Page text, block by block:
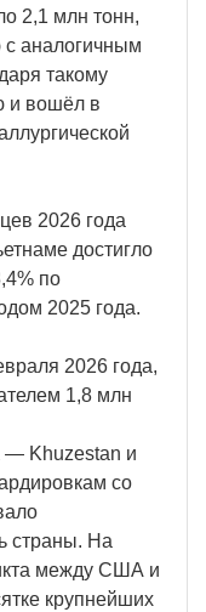
2,1 млн тонн,
аналогичным
такому
и вошёл в
2026 года
достигло
по
2025 года.
2026 года,
1,8 млн
— Khuzestan и
со
страны. На
между США и
крупнейших